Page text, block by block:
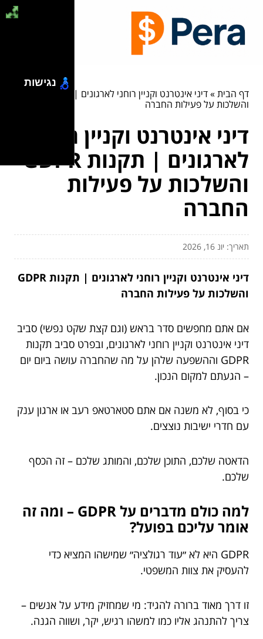
דף הבית»
והשלכות על פעילות החברה
דיני אינטרנט וקניין רוחני
לארגונים | תקנות GDPR
והשלכות על פעילות
החברה
תאריך: יונ 16, 2026
דיני אינטרנט וקניין רוחני לארגונים | תקנות GDPR
והשלכות על פעילות החברה
אם אתם מחפשים סדר בראש (וגם קצת שקט נפשי) סביב
דיני אינטרנט וקניין רוחני לארגונים, ובפרט סביב תקנות
GDPR וההשפעה שלהן על מה שהחברה עושה ביום יום
– הגעתם למקום הנכון.
כי בסוף, לא משנה אם אתם סטארטאפ רעב או ארגון ענק
עם חדרי ישיבות נוצצים.
הדאטה שלכם, התוכן שלכם, והמותג שלכם – זה הכסף
שלכם.
למה כולם מדברים על GDPR – ומה זה
אומר עליכם בפועל?
GDPR היא לא ״עוד רגולציה״ שמישהו המציא כדי
להעסיק את צוות המשפטי.
זו דרך מאוד ברורה להגיד: מי שמחזיק מידע על אנשים –
צריך להתנהג אליו כמו למשהו רגיש, יקר, ושווה הגנה.
נגישות